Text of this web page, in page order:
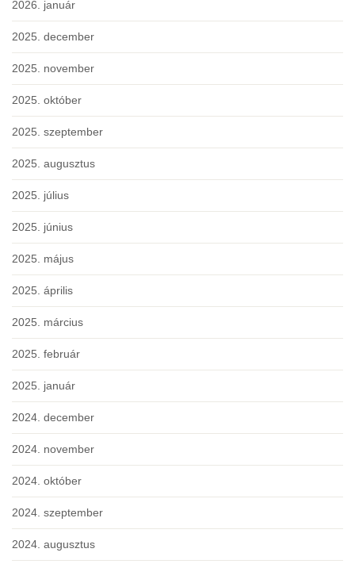
2026. január
2025. december
2025. november
2025. október
2025. szeptember
2025. augusztus
2025. július
2025. június
2025. május
2025. április
2025. március
2025. február
2025. január
2024. december
2024. november
2024. október
2024. szeptember
2024. augusztus